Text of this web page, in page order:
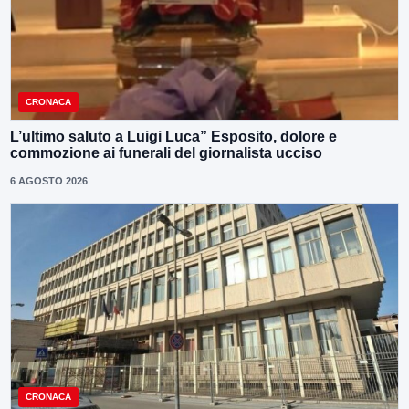
CRONACA
L’ultimo saluto a Luigi Luca” Esposito, dolore e
commozione ai funerali del giornalista ucciso
6 AGOSTO 2026
CRONACA